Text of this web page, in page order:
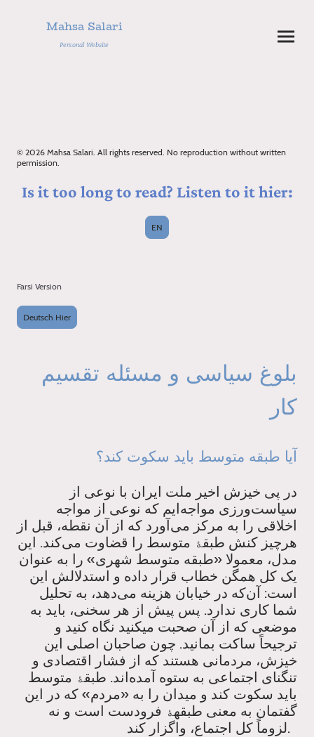
Mahsa Salari
Personal Website
© 2026 Mahsa Salari. All rights reserved. No reproduction without written
permission.
Is it too long to read? Listen to it hier:
EN
Farsi Version
Deutsch Hier
بلوغ سیاسی و مسئله تقسیم
کار
آیا طبقه متوسط باید سکوت کند؟
در پی خیزش اخیر ملت ایران با نوعی از
سیاست‌ورزی مواجه‌ایم که نوعی از مواجه
اخلاقی را به مرکز می‌آورد که از آن نقطه، قبل از
هرچیز کنش طبقۀ متوسط را قضاوت می‌کند. این
مدل، معمولا «طبقه متوسط شهری» را به عنوان
یک کل همگن خطاب قرار داده و استدلالش این
است: آن‌که در خیابان هزینه می‌دهد، به تحلیل
شما کاری ندارد. پس پیش از هر سخنی، باید به
موضعی که از آن صحبت میکنید نگاه کنید و
ترجیحاً ساکت بمانید. چون صاحبان اصلی این
خیزش، مردمانی هستند که از فشار اقتصادی و
تنگنای اجتماعی به ستوه آمده‌اند. طبقۀ متوسط
باید سکوت کند و میدان را به «مردم» که در این
گفتمان به معنی طبقهۀ فرودست است و نه
لزوماً کل اجتماع، واگزار کند.